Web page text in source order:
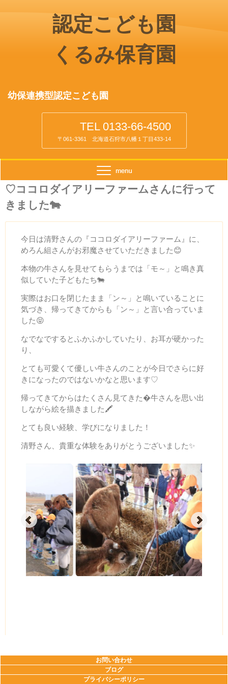
認定こども園
くるみ保育園
幼保連携型認定こども園
TEL 0133-66-4500
〒061-3361 北海道石狩市八幡１丁目433-14
♡ココロダイアリーファームさんに行って
きました🐄
今日は清野さんの『ココロダイアリーファーム』に、
めろん組さんがお邪魔させていただきました😊
本物の牛さんを見せてもらうまでは「モ～」と鳴き真
似していた子どもたち🐄
実際はお口を閉じたまま「ン～」と鳴いていることに
気づき、帰ってきてからも「ン～」と言い合っていま
した😝
なでなでするとふかふかしていたり、お耳が硬かった
り、
とても可愛くて優しい牛さんのことが今日でさらに好
きになったのではないかなと思います♡
帰ってきてからはたくさん見てきた�牛さんを思い出
しながら絵を描きました🖍
とても良い経験、学びになりました！
清野さん、貴重な体験をありがとうございました✨
お問い合わせ
ブログ
プライバシーポリシー